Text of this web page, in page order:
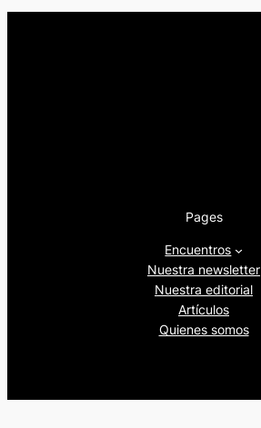
Pages
Encuentros
Nuestra newsletter
Nuestra editorial
Artículos
Quienes somos